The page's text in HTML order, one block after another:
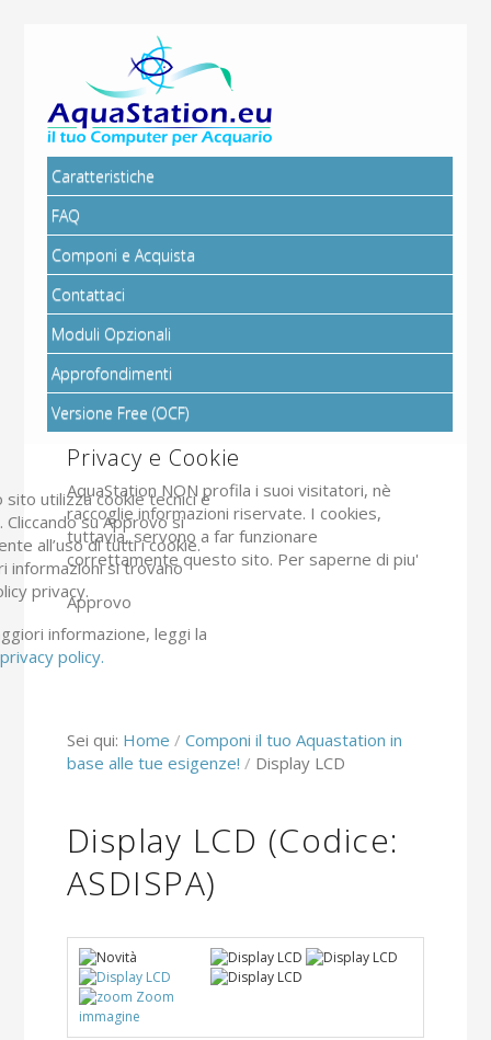
Caratteristiche
FAQ
Componi e Acquista
Contattaci
Moduli Opzionali
Approfondimenti
Versione Free (OCF)
Privacy e Cookie
AquaStation NON profila i suoi visitatori, nè
raccoglie informazioni riservate. I cookies,
tuttavia, servono a far funzionare
correttamente questo sito. Per saperne di piu'
Approvo
sito utilizza cookie tecnici e
Cliccando su Approvo si
all’uso di tutti i cookie.
informazioni si trovano
privacy.
informazione, leggi la
privacy policy.
Sei qui: Home
Componi il tuo Aquastation in
base alle tue esigenze!
Display LCD
Display LCD (Codice:
ASDISPA)
Zoom
immagine